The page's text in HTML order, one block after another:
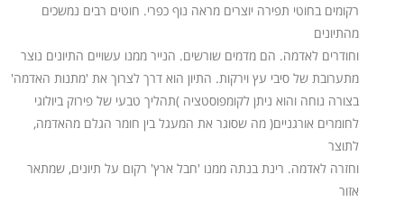
רקומים בחוטי תפירה יוצרים מראה נוף כפרי. חוטים רבים נמשכים
מהתיונים
וחודרים לאדמה. הם מדמים שורשים. הנייר ממנו עשויים התיונים נוצר
מתערובת של סיבי עץ וירקות. התיון הוא דרך לצרוך את 'מתנות האדמה'
בצורה נוחה והוא ניתן לקומפוסטציה )תהליך טבעי של פירוק ביולוגי
לחומרים אורגניים( מה שסוגר את המעגל בין חומר הגלם מהאדמה,
לתוצר
וחזרה לאדמה. רינת בנתה ממנו 'חבל ארץ' רקום על תיונים, שמתאר
אזור